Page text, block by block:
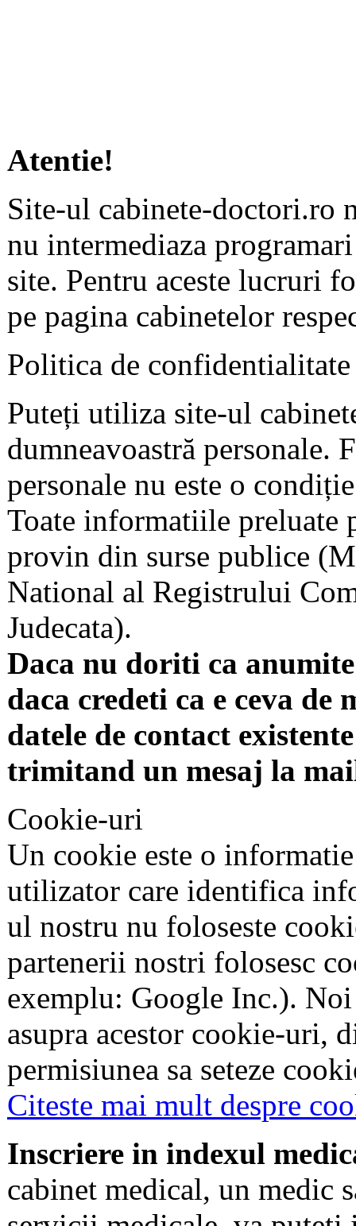
Atentie!
Site-ul cabinete-doctori.ro
nu intermediaza
site. Pentru aceste lucruri
pe pagina cabinetelor
Politica de confidentialitate
Puteți utiliza site-ul
dumneavoastră personale.
personale nu este o
Toate informatiile preluate
provin din surse publice
National al Registrului
Judecata).
Daca nu doriti ca
daca credeti ca e ceva
datele de contact
trimitand un mesaj la
Cookie-uri
Un cookie este o
utilizator care identifica
ul nostru nu foloseste
partenerii nostri folosesc
exemplu: Google Inc.).
asupra acestor cookie-uri,
permisiunea sa seteze
Citeste mai mult despre
Inscriere in indexul
cabinet medical, un medic